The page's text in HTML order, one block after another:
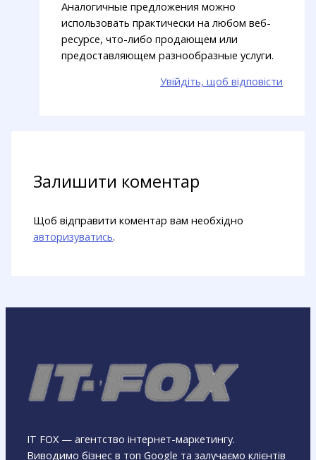
Аналогичные предложения можно
использовать практически на любом веб-
ресурсе, что-либо продающем или
предоставляющем разнообразные услуги.
Увійдіть, щоб відповісти
Залишити коментар
Щоб відправити коментар вам необхідно
авторизуватись.
IT FOX — агентство інтернет-маркетингу.
Виводимо бізнес в топ Google та залучаємо клієнтів